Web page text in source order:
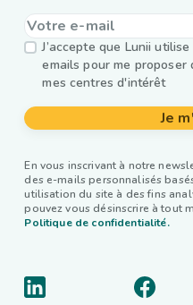
J’accepte que Lunii
emails pour me proposer
mes centres d'intérêt
Je
En vous inscrivant à notre
des e-mails personnalisés
utilisation du site à des fins
pouvez vous désinscrire à tout
Politique de confidentialité.